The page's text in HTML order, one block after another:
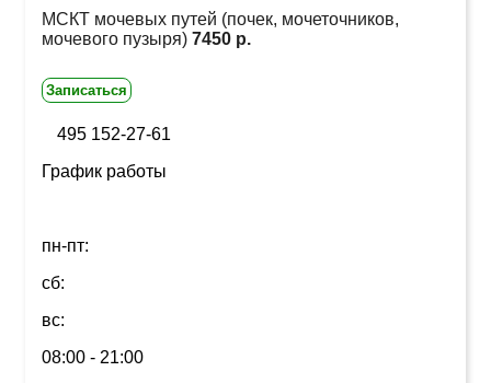
МСКТ мочевых путей (почек, мочеточников,
мочевого пузыря) 7450 р.
Записаться
495 152-27-61
График работы
пн-пт:
сб:
вс:
08:00 - 21:00